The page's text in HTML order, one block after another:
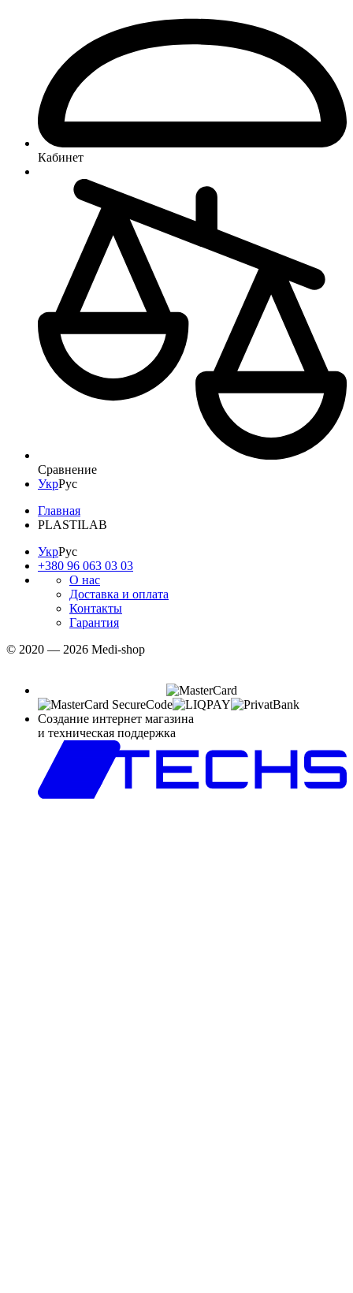
Кабинет
Сравнение
УкрРус
Главная
PLASTILAB
УкрРус
+380 96 063 03 03
О нас
Доставка и оплата
Контакты
Гарантия
© 2020 — 2026 Medi-shop
Создание интернет магазина
и техническая поддержка